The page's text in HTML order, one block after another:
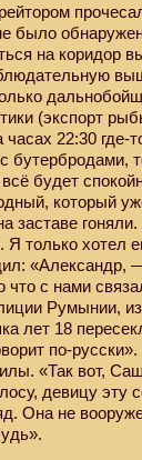
было
на коридор
(экспорт
22:30 где-
бутербродами,
будет
который
заставе
Я только хотел
«Александр,
что с нами
Румынии,
лет 18
по-
«Так вот,
девицу эту
Она не